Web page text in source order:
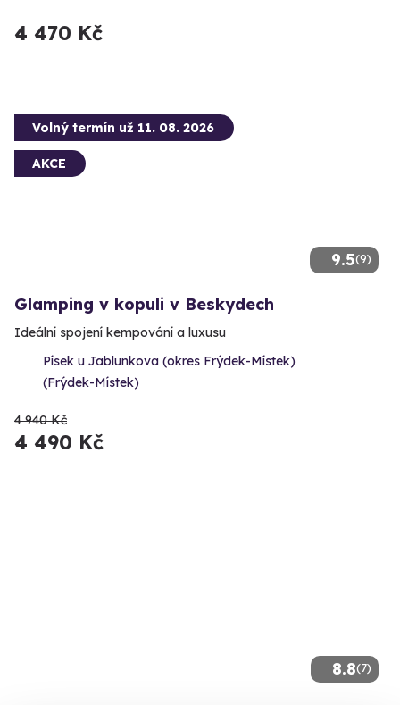
4 470 Kč
9.5(9)
Volný termín už 11. 08. 2026
AKCE
Glamping v kopuli v Beskydech
Ideální spojení kempování a luxusu
Písek u Jablunkova (okres Frýdek-Místek)
(Frýdek-Místek)
4 940 Kč
4 490 Kč
8.8(7)